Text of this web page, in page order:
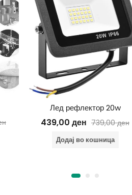
Лед рефлектор 20w
439,00 ден 739,00ден
Додај во кошница